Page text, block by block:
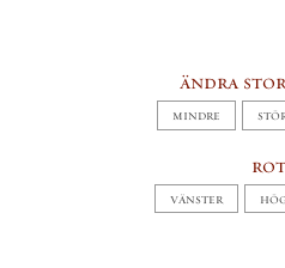
ändra storlek
STÖRRE
HÖGER